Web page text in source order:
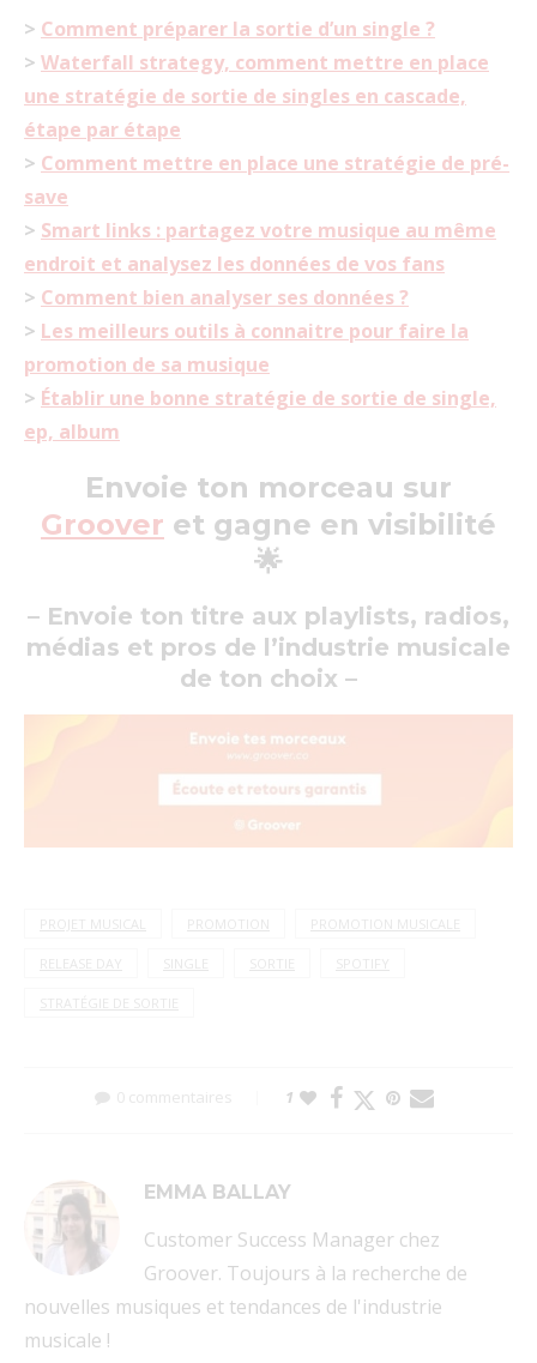
> Comment préparer la sortie d’un single ?
> Waterfall strategy, comment mettre en place
une stratégie de sortie de singles en cascade,
étape par étape
> Comment mettre en place une stratégie de pré-
save
> Smart links : partagez votre musique au même
endroit et analysez les données de vos fans
> Comment bien analyser ses données ?
> Les meilleurs outils à connaitre pour faire la
promotion de sa musique
> Établir une bonne stratégie de sortie de single,
ep, album
Envoie ton morceau sur
Groover et gagne en visibilité
🌟
– Envoie ton titre aux playlists, radios,
médias et pros de l’industrie musicale
de ton choix –
PROJET MUSICAL PROMOTION PROMOTION MUSICALE
RELEASE DAY SORTIE SPOTIFY
STRATÉGIE DE SORTIE
0 commentaires 1
EMMA BALLAY
Customer Success Manager chez
Groover. Toujours à la recherche de
nouvelles musiques et tendances de l'industrie
musicale !